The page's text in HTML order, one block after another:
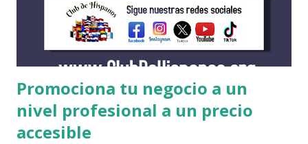
de FAFSA antes de solicitar alguna beca. AMHERST
COLLEGE https://www.amherst.edu/ BATES COLLEGE
http://w...
Promociona tu negocio a un
nivel profesional a un precio
accesible